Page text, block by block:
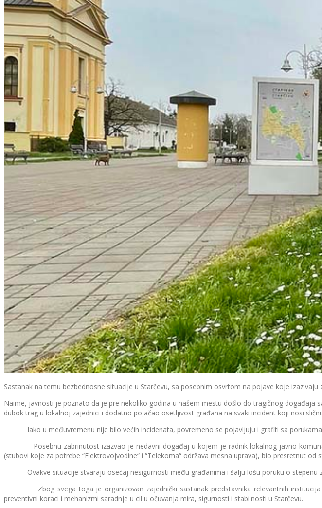
Sastanak na temu bezbednosne situacije u Starčevu, sa posebnim osvrtom na pojave koje
Naime, javnosti je poznato da je pre nekoliko godina u našem mestu došlo do tragičnog
dubok trag u lokalnoj zajednici i dodatno pojačao osetljivost građana na svaki incident koji nosi
Iako u međuvremenu nije bilo većih incidenata, povremeno se pojavljuju i grafiti sa porukama
Posebnu zabrinutost izazvao je nedavni događaj u kojem je radnik lokalnog javno-
(stubovi koje za potrebe “Elektrovojvodine“ i “Telekoma“ održava mesna uprava), bio presretnut
Ovakve situacije stvaraju osećaj nesigurnosti među građanima i šalju lošu poruku o stepenu
Zbog svega toga je organizovan zajednički sastanak predstavnika relevantnih institucija i
preventivni koraci i mehanizmi saradnje u cilju očuvanja mira, sigurnosti i stabilnosti u Starčevu.